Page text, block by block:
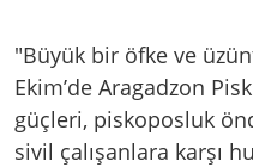
"Büyük bir öfke ve
Ekim’de Aragadzon
güçleri, piskoposluk
sivil çalışanlara karşı